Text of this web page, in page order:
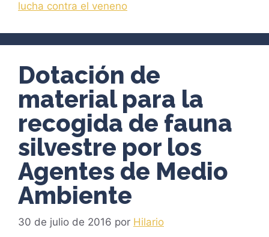
lucha contra el veneno
Dotación de
material para la
recogida de fauna
silvestre por los
Agentes de Medio
Ambiente
30 de julio de 2016 por Hilario